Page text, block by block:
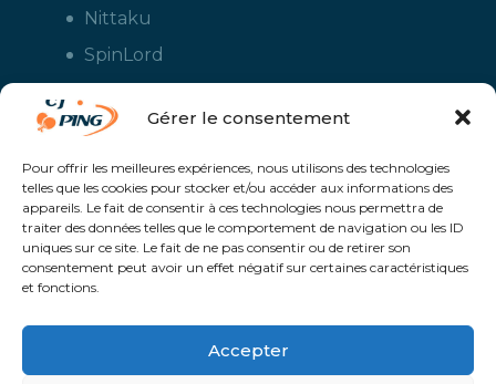
Gérer le consentement
Pour offrir les meilleures expériences, nous utilisons des technologies
telles que les cookies pour stocker et/ou accéder aux informations des
appareils. Le fait de consentir à ces technologies nous permettra de
traiter des données telles que le comportement de navigation ou les ID
uniques sur ce site. Le fait de ne pas consentir ou de retirer son
consentement peut avoir un effet négatif sur certaines caractéristiques
et fonctions.
Accepter
Nittaku
SpinLord
Tuttle
Xiom
Yasaka